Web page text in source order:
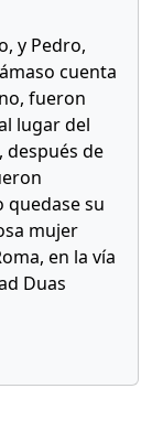
y Pedro,
cuenta
fueron
lugar del
después de
quedase su
mujer
en la vía
Duas